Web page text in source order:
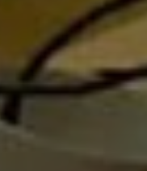
VÁROSRENDÉSZET
TÁJÉKOZTATÓK
ÁTLÁTHATÓSÁG